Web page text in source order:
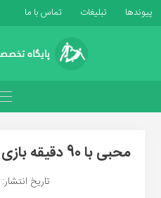
پیوندها تبلیغات تماس با ما
محبی با 90 دقیقه بازی در اردوی تیم ملی
تاریخ انتشار: 17 مه 2026